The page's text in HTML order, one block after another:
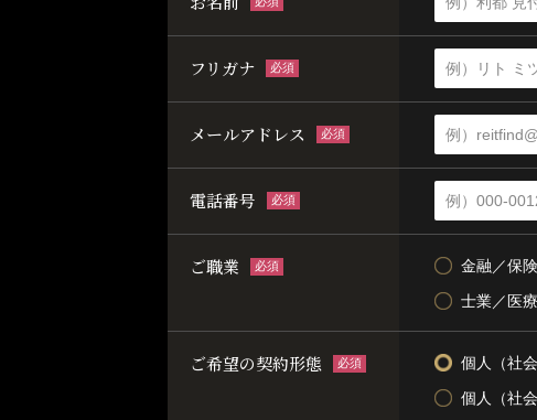
フリガナ 必須
メールアドレス 必須
電話番号 必須
ご職業 必須 金融／保
士業／医療
ご希望の契約形態 必須 個人（社
個人（社